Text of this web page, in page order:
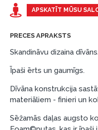
Piemērs: Preces
pirmā iemaksa: 0
salonu Dārzciema ielā 91,
Dokumentu prasības:
ESTO LV AS
nepieciešams
eID mobile,
APSKATĪT MŪSU
PRECES APRAKSTS
Skandināvu dizaina dīvāns.
Īpaši ērts un gaumīgs.
Dīvāna konstrukcija
materiāliem - finieri un
Sēžamās daļas augsto